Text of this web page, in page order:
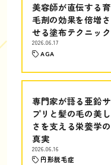
美容師が直伝する育
毛剤の効果を倍増さ
せる塗布テクニック
2026.06.17
AGA
専門家が語る亜鉛サ
プリと髪の毛の美し
さを支える栄養学の
真実
2026.06.16
円形脱毛症